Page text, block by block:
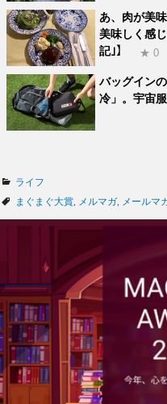
あ、肉が美
美味しく感
記｣】
★ 0
バッグイン
冷」。宇宙
カ
テ
ライフ
タ
まぐまぐ大賞 メルマガ メールマ